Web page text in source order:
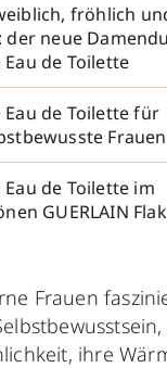
fröhlich
der neue
de Toilette
de Toilette für
Frauen
de Toilette im
GUERLAIN
Frauen
ihre